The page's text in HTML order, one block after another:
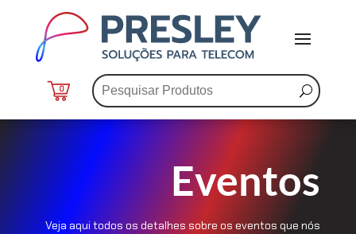
0
Eventos
Veja aqui todos os detalhes sobre os eventos que nós